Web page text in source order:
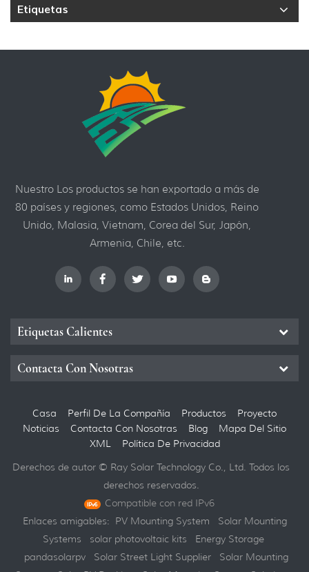
Etiquetas
Nuestro Los productos se han exportado a más de
80 países y regiones, como Estados Unidos, Reino
Unido, Malasia, Vietnam, Corea del Sur, Japón,
Armenia, Chile, etc.
Etiquetas Calientes
Contacta Con Nosotras
Casa Perfil De La Compañía Productos
Proyecto
Noticias
Contacta Con Nosotras Blog
Mapa Del Sitio
XML
Política De Privacidad
Derechos de autor © Ray Solar Technology Co., Ltd. Todos los
derechos reservados.
Compatible con red IPv6
Enlaces amigables: PV Mounting System
Solar Mounting
Systems
solar photovoltaic kits
Energy Storage
pandasolarpv
Solar Street Light Supplier
Solar Mounting